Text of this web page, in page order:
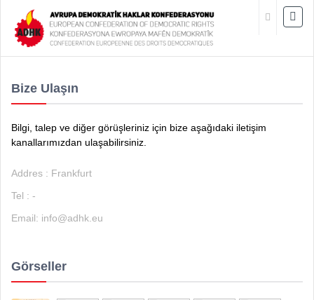
Bize Ulaşın
Bilgi, talep ve diğer görüşleriniz için bize aşağıdaki iletişim
kanallarımızdan ulaşabilirsiniz.
Addres : Frankfurt
Tel : -
Email: info@adhk.eu
Görseller